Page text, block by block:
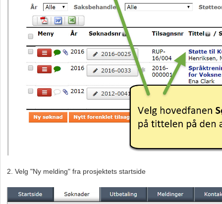
2. Velg "Ny melding" fra prosjektets startside